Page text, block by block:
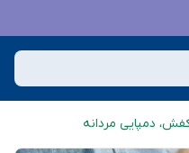
دمپایی مردانه